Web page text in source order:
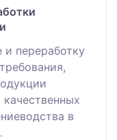
и переработку
в